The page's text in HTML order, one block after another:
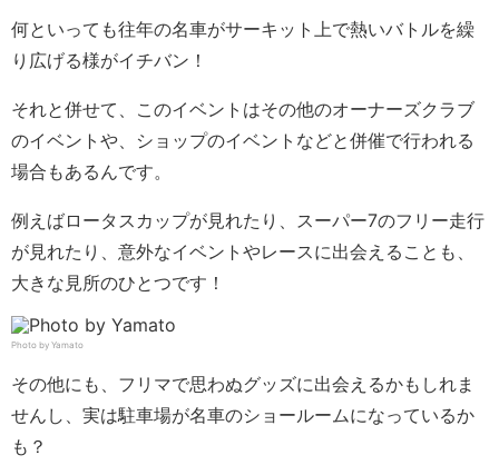
何といっても往年の名車がサーキット上で熱いバトルを繰
り広げる様がイチバン！
それと併せて、このイベントはその他のオーナーズクラブ
のイベントや、ショップのイベントなどと併催で行われる
場合もあるんです。
例えばロータスカップが見れたり、スーパー7のフリー走行
が見れたり、意外なイベントやレースに出会えることも、
大きな見所のひとつです！
Photo by Yamato
その他にも、フリマで思わぬグッズに出会えるかもしれま
せんし、実は駐車場が名車のショールームになっているか
も？